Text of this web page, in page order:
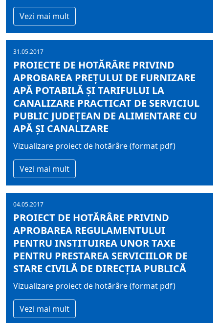
Vezi mai mult
31.05.2017
PROIECTE DE HOTĂRÂRE PRIVIND
APROBAREA PREŢULUI DE FURNIZARE
APĂ POTABILĂ ŞI TARIFULUI LA
CANALIZARE PRACTICAT DE SERVICIUL
PUBLIC JUDEŢEAN DE ALIMENTARE CU
APĂ ŞI CANALIZARE
Vizualizare proiect de hotărâre (format pdf)
Vezi mai mult
04.05.2017
PROIECT DE HOTĂRÂRE PRIVIND
APROBAREA REGULAMENTULUI
PENTRU INSTITUIREA UNOR TAXE
PENTRU PRESTAREA SERVICIILOR DE
STARE CIVILĂ DE DIRECŢIA PUBLICĂ
Vizualizare proiect de hotărâre (format pdf)
Vezi mai mult